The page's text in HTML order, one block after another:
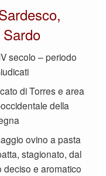
secolo – periodo
di Torres e area
della
ovino a pasta
stagionato, dal
deciso e aromatico